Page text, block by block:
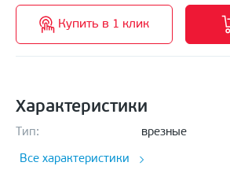
Купить в 1 клик
Характеристики
Тип: врезные
Все характеристики